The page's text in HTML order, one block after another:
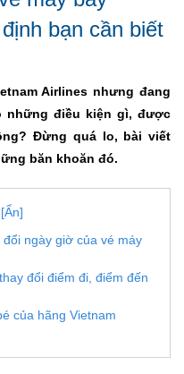
bạn cần biết
Airlines nhưng đang
những điều kiện gì, được
Đừng quá lo, bài viết
băn khoăn đó.
[Ẩn]
ngày giờ của vé máy
đổi điểm đi, điểm đến
của hãng Vietnam